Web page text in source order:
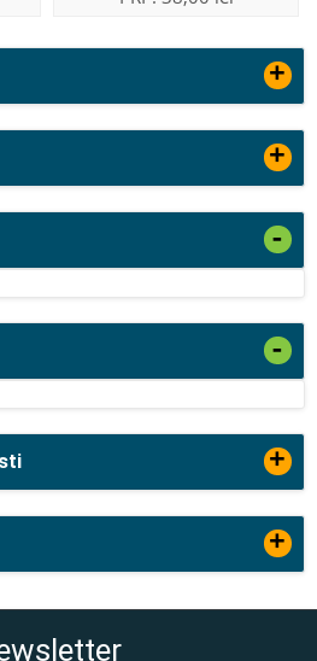
+
+
-
-
+
+